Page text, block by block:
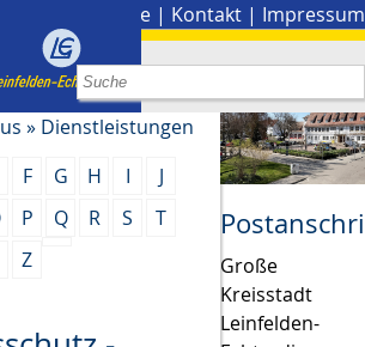
Presse | Kontakt | Impressum
» Dienstleistungen
F G H I
J
P Q R S
T
Z
Große
Kreisstadt
Leinfelden-